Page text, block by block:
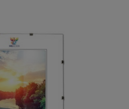
na zdjęcia, plakaty, obrazy w